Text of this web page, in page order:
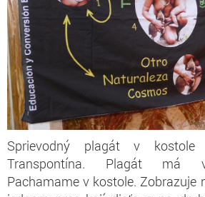
Sprievodný plagát v
Transpontína. Plagát má
Pachamame v kostole. Zobrazuje